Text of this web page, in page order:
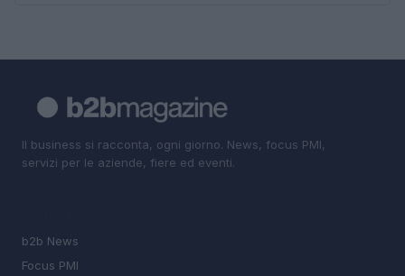
Il business si racconta, ogni giorno. News, focus PMI,
servizi per le aziende, fiere ed eventi.
b2b News
Focus PMI